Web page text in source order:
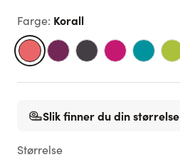
Farge: Korall
Slik finner du din størrelse
Størrelse